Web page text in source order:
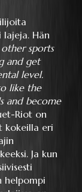
Hän
sports
and get
level.
like the
and become
Riot on
kokeilla eri
Ja kun
helpompi